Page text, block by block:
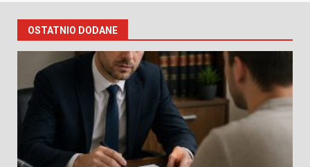
OSTATNIO DODANE